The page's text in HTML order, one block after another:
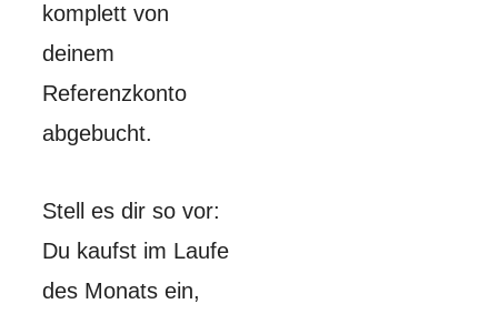
komplett von
deinem
Referenzkonto
abgebucht.
Stell es dir so vor:
Du kaufst im Laufe
des Monats ein,